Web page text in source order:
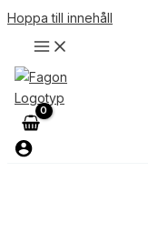
Hoppa till innehåll